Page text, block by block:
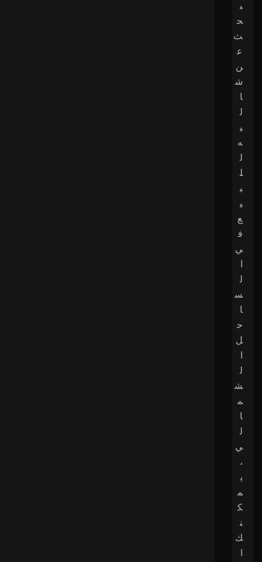
ب
ح
ث
ع
ن
ش
ا
ل
ي
ه
ل
ل
ب
ي
ع
ف
ي
ل
س
ا
ح
ل
ل
ش
م
ا
ل
ي
،
ي
م
ك
ن
ك